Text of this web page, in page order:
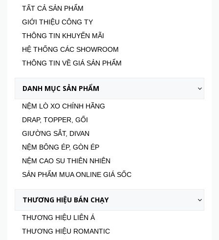
TẤT CẢ SẢN PHẨM
GIỚI THIỆU CÔNG TY
THÔNG TIN KHUYẾN MÃI
HỆ THỐNG CÁC SHOWROOM
THÔNG TIN VỀ GIÁ SẢN PHẨM
DANH MỤC SẢN PHẨM
NỆM LÒ XO CHÍNH HÃNG
DRAP, TOPPER, GỐI
GIƯỜNG SẮT, DIVAN
NỆM BÔNG ÉP, GÒN ÉP
NỆM CAO SU THIÊN NHIÊN
SẢN PHẨM MUA ONLINE GIÁ SỐC
THƯƠNG HIỆU BÁN CHẠY
THƯƠNG HIỆU LIÊN Á
THƯƠNG HIỆU ROMANTIC